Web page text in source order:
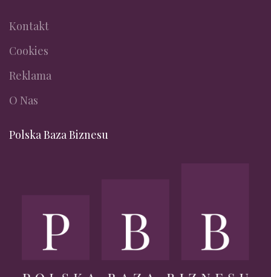
Kontakt
Cookies
Reklama
O Nas
Polska Baza Biznesu